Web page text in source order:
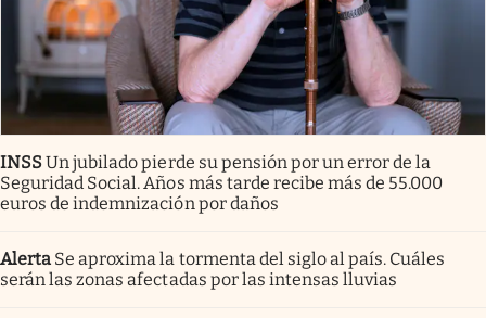
INSSUn jubilado pierde su pensión por un error de la
Seguridad Social. Años más tarde recibe más de 55.000
euros de indemnización por daños
Alerta Se aproxima la tormenta del siglo al país. Cuáles
serán las zonas afectadas por las intensas lluvias